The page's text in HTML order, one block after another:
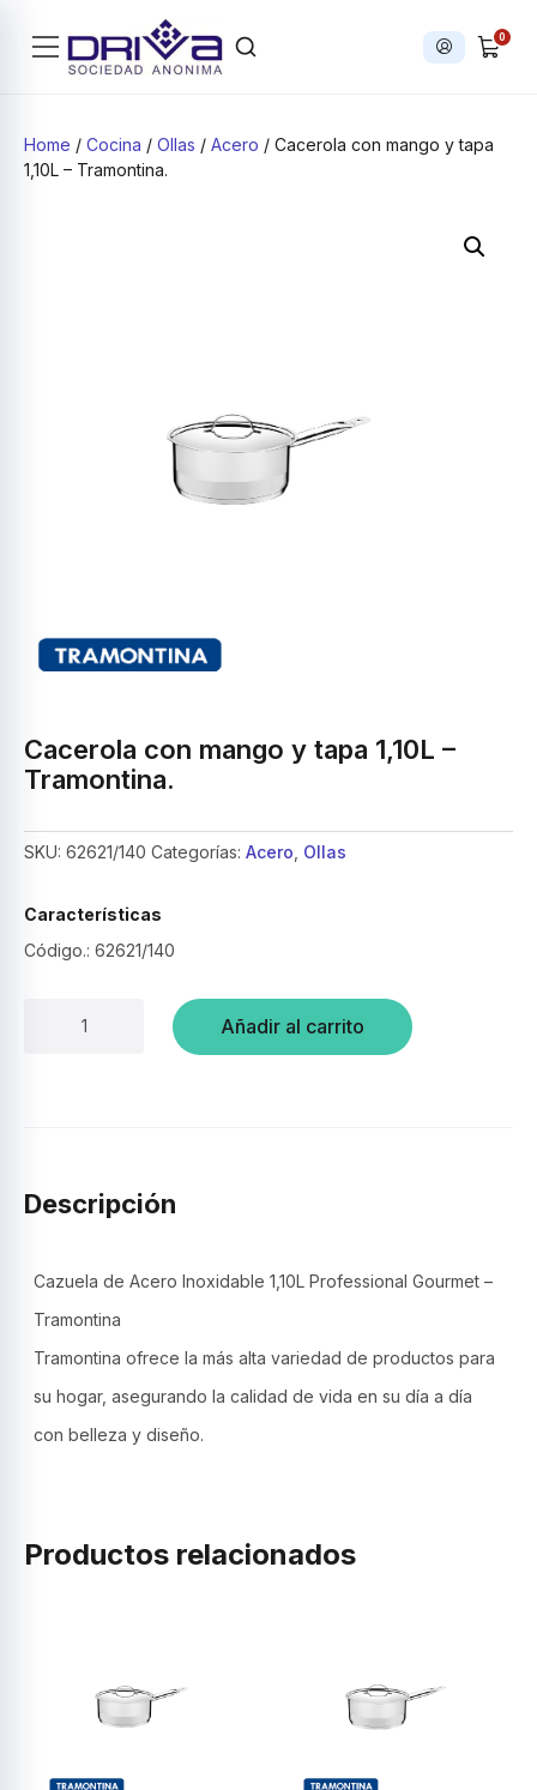
Iniciar
0
Home / Cocina / Ollas / Acero / Cacerola con mango y tapa
1,10L – Tramontina.
Cacerola con mango y tapa 1,10L –
Tramontina.
SKU: 62621/140 Categorías: Acero Ollas
Características
Código.: 62621/140
cantidad
Añadir al carrito
Descripción
Cazuela de Acero Inoxidable 1,10L Professional Gourmet –
Tramontina
Tramontina ofrece la más alta variedad de productos para
su hogar, asegurando la calidad de vida en su día a día
con belleza y diseño.
Productos relacionados